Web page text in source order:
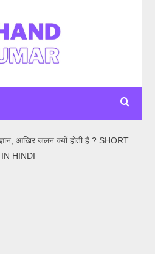
आखिर जलन क्यों होती है ? SHORT
HINDI